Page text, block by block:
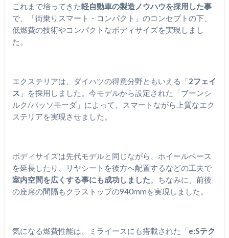
これまで培ってきた軽自動車の製造ノウハウを採用した事
で、「街乗りスマート・コンパクト」のコンセプトの下、
低燃費の技術やコンパクトなボディサイズを実現しまし
た。
エクステリアは、ダイハツの得意分野ともいえる「2フェイ
ス 」を採用しました。今モデルから設定された「ブーンシ
ルク/パッソモーダ」によって、スマートながら上質なエク
ステリアを実現させました。
ボディサイズは先代モデルと同じながら、ホイールベース
を延長したり、リヤシートを後方へ配置するなどの工夫で
室内空間を広くする事にも成功しました。ちなみに、前後
の座席の間隔もクラストップの940mmを実現しました。
気になる燃費性能は、ミライースにも搭載された「e:Sテク